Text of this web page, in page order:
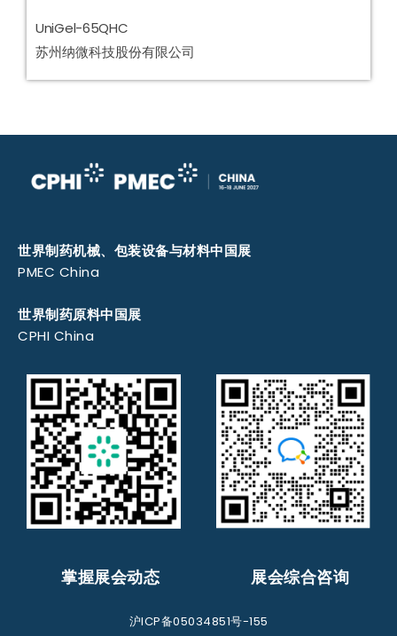
UniGel-65QHC
苏州纳微科技股份有限公司
世界制药机械、包装设备与材料中国展
PMEC China
世界制药原料中国展
CPHI China
掌握展会动态 展会综合咨询
沪ICP备05034851号-155